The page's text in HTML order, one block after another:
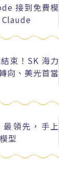
接到免費模
Claude
束！SK 海力
向、美光首當
領先，手上
型